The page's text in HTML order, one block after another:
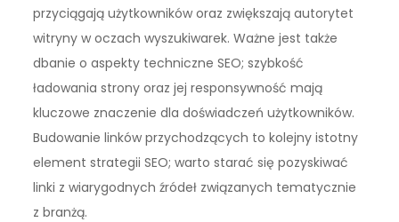
przyciągają użytkowników oraz zwiększają autorytet
witryny w oczach wyszukiwarek. Ważne jest także
dbanie o aspekty techniczne SEO; szybkość
ładowania strony oraz jej responsywność mają
kluczowe znaczenie dla doświadczeń użytkowników.
Budowanie linków przychodzących to kolejny istotny
element strategii SEO; warto starać się pozyskiwać
linki z wiarygodnych źródeł związanych tematycznie
z branżą.